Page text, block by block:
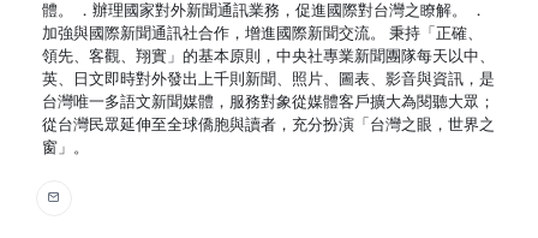
體。 ．辦理國家對外新聞通訊業務，促進國際對台灣之瞭解。 ．
加強與國際新聞通訊社合作，增進國際新聞交流。 秉持「正確、
領先、客觀、翔實」的基本原則，中央社專業新聞團隊每天以中、
英、日文即時對外發出上千則新聞、照片、圖表、影音與資訊，是
台灣唯一多語文新聞媒體，服務對象從媒體客戶擴大為閱聽大眾；
從台灣民眾延伸至全球僑胞與讀者，充分扮演「台灣之眼，世界之
窗」。